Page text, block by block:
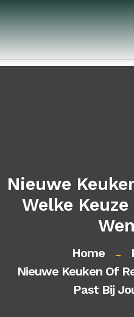
Nieuwe
Welke
Home →
Nieuwe Keuken Of
Past Bij